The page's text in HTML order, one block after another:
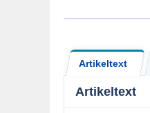
Artikeltext
Artikeltext